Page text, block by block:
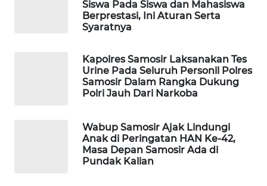
Siswa Pada Siswa dan Mahasiswa
Berprestasi, Ini Aturan Serta
Syaratnya
Kapolres Samosir Laksanakan Tes
Urine Pada Seluruh Personil Polres
Samosir Dalam Rangka Dukung
Polri Jauh Dari Narkoba
Wabup Samosir Ajak Lindungi
Anak di Peringatan HAN Ke-42,
Masa Depan Samosir Ada di
Pundak Kalian